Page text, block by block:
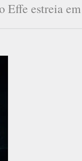
estreia